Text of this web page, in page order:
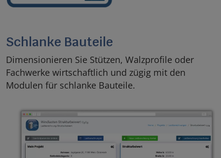
Schlanke Bauteile
Dimensionieren Sie Stützen, Walzprofile oder
Fachwerke wirtschaftlich und zügig mit den
Modulen für schlanke Bauteile.